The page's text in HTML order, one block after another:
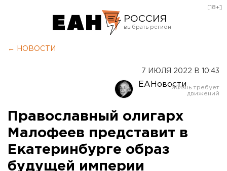
РОССИЯ
Оренбург
[18+]
← НОВОСТИ
7 ИЮЛЯ 2022 В 10:43
ЕАНовости
Православный олигарх
Малофеев представит в
Екатеринбурге образ
будущей империи